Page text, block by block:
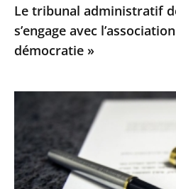
Le tribunal administratif
s’engage avec
démocratie »
charte
et